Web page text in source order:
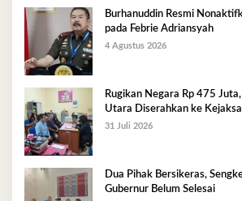
Burhanuddin Resmi
pada Febrie Adriansyah
4 Agustus 2026
Rugikan Negara Rp 475
Utara Diserahkan ke
31 Juli 2026
Dua Pihak Bersikeras,
Gubernur Belum Selesai